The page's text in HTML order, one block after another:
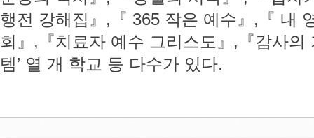
행전 강해집』,『 365 작은 예수』,『 내
회』,『치료자 예수 그리스도』,『감사의
템’ 열 개 학교 등 다수가 있다.